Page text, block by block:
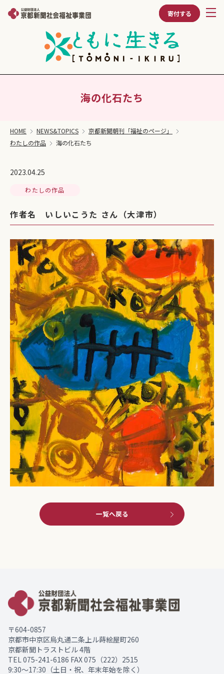
寄付する
海の化石たち
HOME NEWS&TOPICS
京都新聞朝刊「福祉のページ」
わたしの作品
海の化石たち
2023.04.25
わたしの作品
作者名 いしいこうた さん（大津市）
一覧へ戻る
〒604-0857
京都市中京区烏丸通二条上ル蒔絵屋町260
京都新聞トラストビル 4階
TEL075-241-6186 FAX 075（222）2515
9:30～17:30（土日・祝、年末年始を除く）